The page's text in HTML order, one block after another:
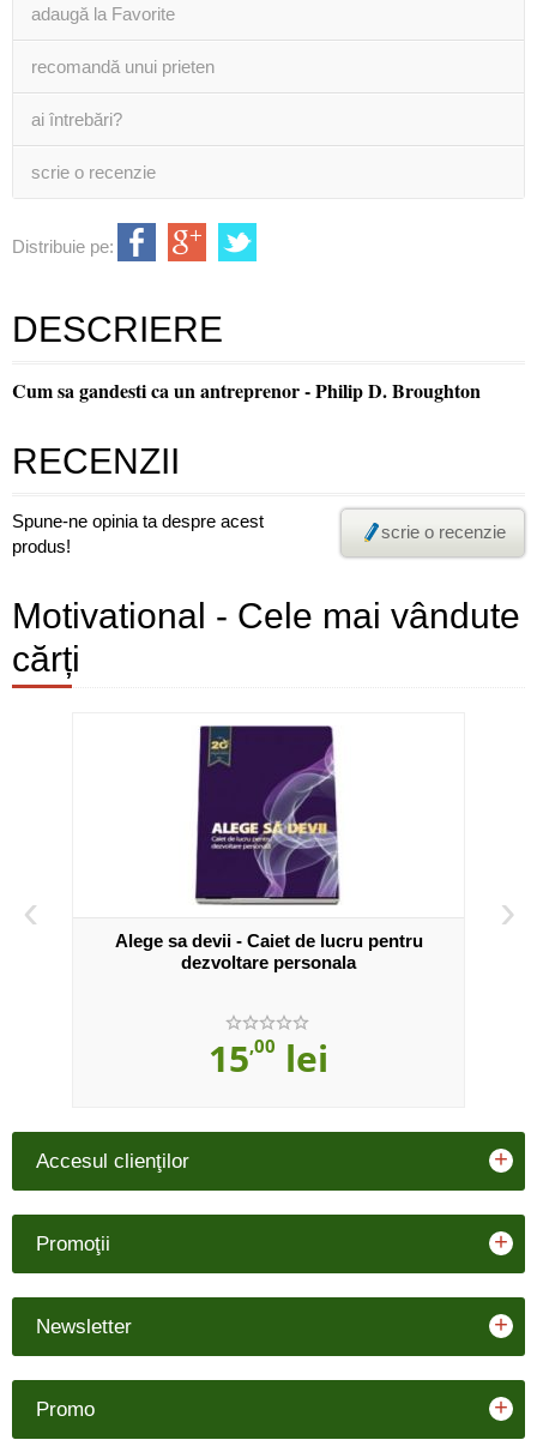
adaugă la Favorite
recomandă unui prieten
ai întrebări?
scrie o recenzie
Distribuie pe:
DESCRIERE
Cum sa gandesti ca un antreprenor - Philip D. Broughton
RECENZII
Spune-ne opinia ta despre acest
produs!
scrie o recenzie
Motivational - Cele mai vândute
cărți
‹
Alege sa devii - Caiet de lucru pentru
dezvoltare personala
15,00 lei
›
Accesul clienţilor +
Promoţii +
Newsletter +
Promo +